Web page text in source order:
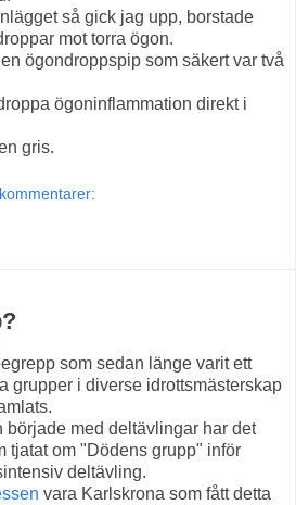
så gick jag upp, borstade
mot torra ögon.
ögondroppspip som säkert var två
ögoninflammation direkt i
gris.
som sedan länge varit ett
grupper i diverse idrottsmästerskap
började med deltävlingar har det
tjatat om "Dödens grupp" inför
deltävling.
vara Karlskrona som fått detta